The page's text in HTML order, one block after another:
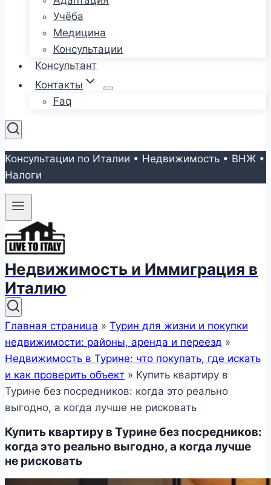
Учёба
Медицина
Консультации
Консультант
Контакты
Faq
Консультации по Италии • Недвижимость • ВНЖ •
Налоги
Недвижимость и Иммиграция в
Италию
Главная страница » Турин для жизни и покупки
недвижимости: районы, аренда и переезд »
Недвижимость в Турине: что покупать, где искать
и как проверить объект » Купить квартиру в
Турине без посредников: когда это реально
выгодно, а когда лучше не рисковать
Купить квартиру в Турине без посредников:
когда это реально выгодно, а когда лучше
не рисковать